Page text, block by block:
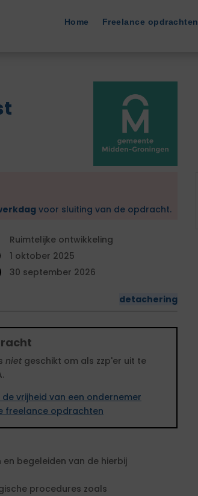
Home Freelance opdrachten
voor sluiting van de opdracht.
Ruimtelijke ontwikkeling
detachering
1 oktober 2025
30 september 2026
niet geschikt om als zzp'er uit te
vrijheid van een ondernemer
freelance opdrachten
begeleiden van de hierbij
procedures zoals